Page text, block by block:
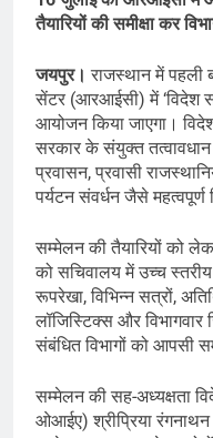
तैयारियों की समीक्षा कर
जयपुर।राजस्थान में पहली
सेंटर (आरआईसी) में ‘विदेश
आयोजन किया जाएगा।
सरकार के संयुक्त तत्वावधान
प्रवासन, प्रवासी
पर्यटन संवर्धन जैसे महत्वपूर्ण
सम्मेलन की तैयारियों को
को सचिवालय में उच्च
रूपरेखा, विभिन्न सत्रों,
लॉजिस्टिक्स और विभागवार
संबंधित विभागों को आपसी
सम्मेलन की सह-अध्यक्षता
ओआईए) श्रीप्रिया